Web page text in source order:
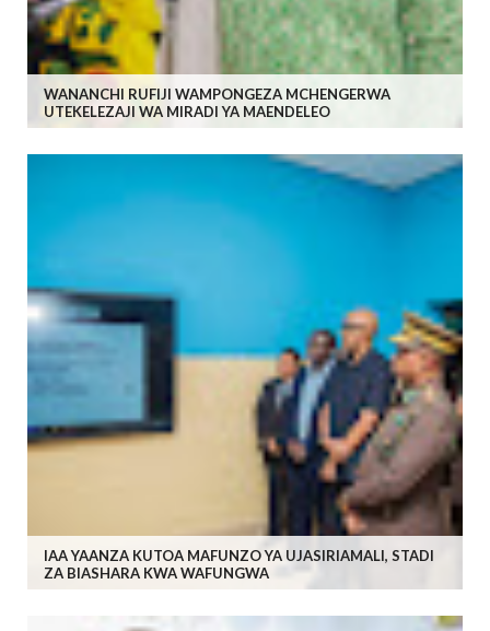
WANANCHI RUFIJI WAMPONGEZA MCHENGERWA
UTEKELEZAJI WA MIRADI YA MAENDELEO
IAA YAANZA KUTOA MAFUNZO YA UJASIRIAMALI, STADI
ZA BIASHARA KWA WAFUNGWA